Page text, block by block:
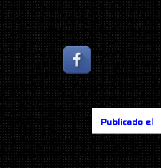
Publicado el